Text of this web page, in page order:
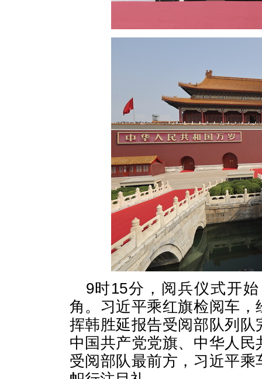
9时15分，阅兵仪式开
角。习近平乘红旗检阅车
挥韩胜延报告受阅部队列
中国共产党党旗、中华人
受阅部队最前方，习近平